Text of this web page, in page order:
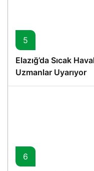
5
Elazığ’da Sıcak
Uzmanlar Uyarıyor
6